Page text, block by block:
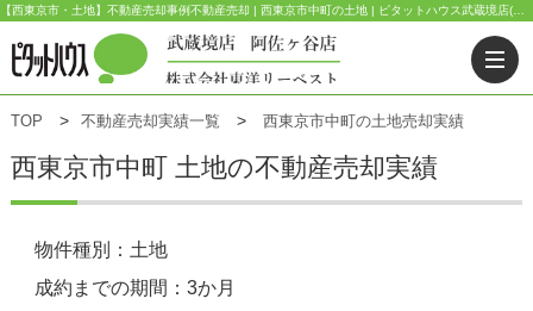
TOP 不動産売却実績一覧 西東京市中町の土地売却実績
西東京市中町 土地の不動産売却実績
物件種別：土地
成約までの期間：3か月